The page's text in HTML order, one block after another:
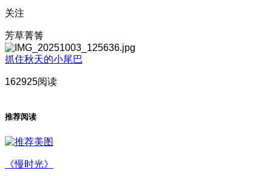
关注
芳草菁箐
抓住秋天的小尾巴
162925阅读
推荐阅读
《慢时光》